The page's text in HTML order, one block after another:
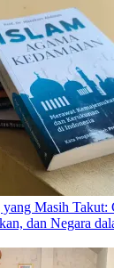
Masih Takut:
dan Negara